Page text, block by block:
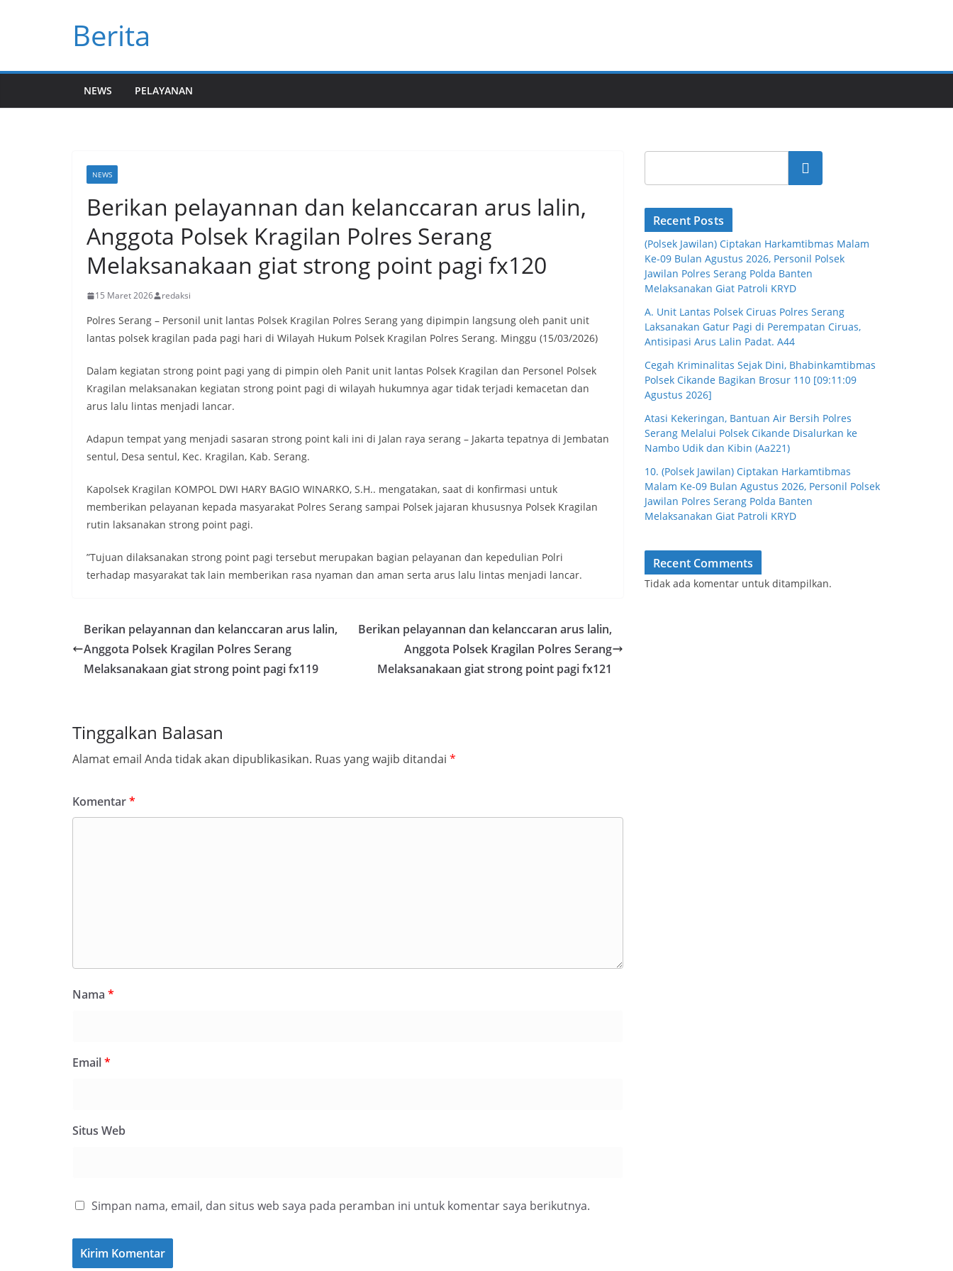
Berita
NEWS PELAYANAN
NEWS
Berikan pelayannan dan kelanccaran arus lalin,
Anggota Polsek Kragilan Polres Serang
Melaksanakaan giat strong point pagi fx120
15 Maret 2026 redaksi
Polres Serang – Personil unit lantas Polsek Kragilan Polres Serang yang dipimpin langsung oleh panit unit
lantas polsek kragilan pada pagi hari di Wilayah Hukum Polsek Kragilan Polres Serang. Minggu (15/03/2026)
Dalam kegiatan strong point pagi yang di pimpin oleh Panit unit lantas Polsek Kragilan dan Personel Polsek
Kragilan melaksanakan kegiatan strong point pagi di wilayah hukumnya agar tidak terjadi kemacetan dan
arus lalu lintas menjadi lancar.
Adapun tempat yang menjadi sasaran strong point kali ini di Jalan raya serang – Jakarta tepatnya di Jembatan
sentul, Desa sentul, Kec. Kragilan, Kab. Serang.
Kapolsek Kragilan KOMPOL DWI HARY BAGIO WINARKO, S.H.. mengatakan, saat di konfirmasi untuk
memberikan pelayanan kepada masyarakat Polres Serang sampai Polsek jajaran khususnya Polsek Kragilan
rutin laksanakan strong point pagi.
”Tujuan dilaksanakan strong point pagi tersebut merupakan bagian pelayanan dan kepedulian Polri
terhadap masyarakat tak lain memberikan rasa nyaman dan aman serta arus lalu lintas menjadi lancar.
Berikan pelayannan dan kelanccaran arus lalin,
Anggota Polsek Kragilan Polres Serang
Melaksanakaan giat strong point pagi fx119
Berikan pelayannan dan kelanccaran arus lalin,
Anggota Polsek Kragilan Polres Serang
Melaksanakaan giat strong point pagi fx121
Tinggalkan Balasan
Alamat email Anda tidak akan dipublikasikan. Ruas yang wajib ditandai *
Komentar*
Nama *
Email*
Situs Web
Simpan nama, email, dan situs web saya pada peramban ini untuk komentar saya berikutnya.
Cari
Recent Posts
(Polsek Jawilan) Ciptakan Harkamtibmas Malam
Ke-09 Bulan Agustus 2026, Personil Polsek
Jawilan Polres Serang Polda Banten
Melaksanakan Giat Patroli KRYD
A. Unit Lantas Polsek Ciruas Polres Serang
Laksanakan Gatur Pagi di Perempatan Ciruas,
Antisipasi Arus Lalin Padat. A44
Cegah Kriminalitas Sejak Dini, Bhabinkamtibmas
Polsek Cikande Bagikan Brosur 110 [09:11:09
Agustus 2026]
Atasi Kekeringan, Bantuan Air Bersih Polres
Serang Melalui Polsek Cikande Disalurkan ke
Nambo Udik dan Kibin (Aa221)
10. (Polsek Jawilan) Ciptakan Harkamtibmas
Malam Ke-09 Bulan Agustus 2026, Personil Polsek
Jawilan Polres Serang Polda Banten
Melaksanakan Giat Patroli KRYD
Recent Comments
Tidak ada komentar untuk ditampilkan.